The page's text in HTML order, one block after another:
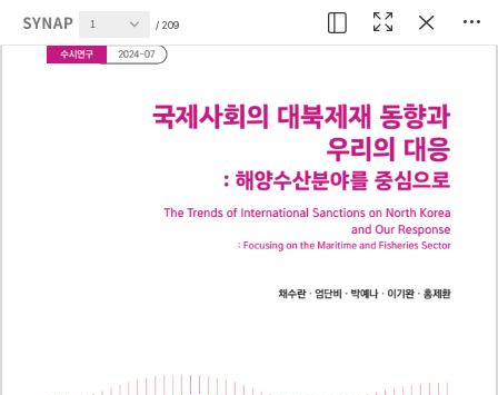
현재 페이지 209